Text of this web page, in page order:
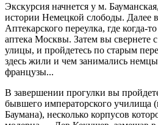
Экскурсия начнется у м.
истории Немецкой слободы. Далее
Аптекарского переулка, где когда-
аптека Москвы. Затем вы свернете
улицы, и пройдетесь по старым
здесь жили и чем занимались
французы...
В завершении прогулки вы
бывшего императорского училища
Баумана), несколько корпусов